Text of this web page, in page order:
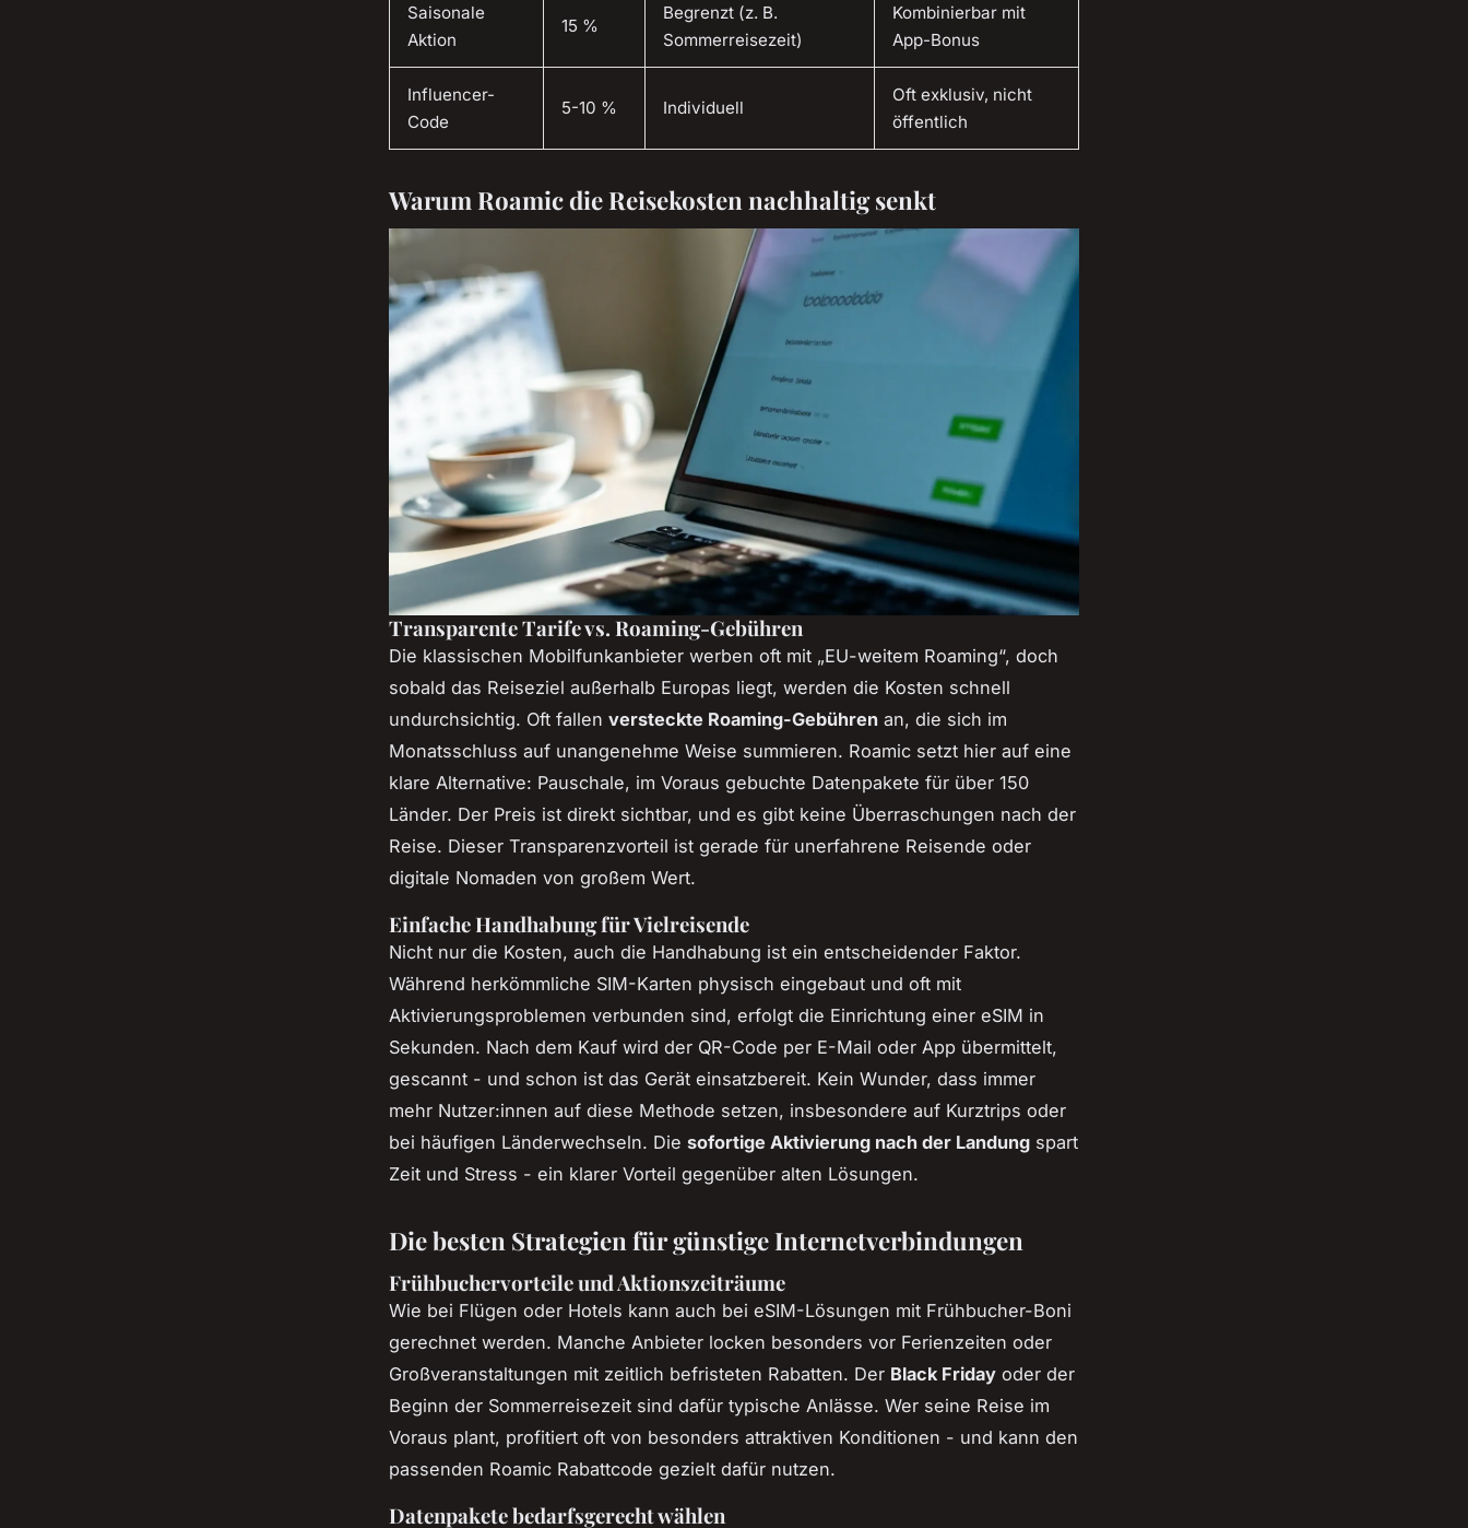
Saisonale
Aktion
15 %
Begrenzt (z. B.
Sommerreisezeit)
Kombinierbar mit
App-Bonus
Influencer-
Code
5-10 % Individuell
Oft exklusiv, nicht
öffentlich
Warum Roamic die Reisekosten nachhaltig senkt
Transparente Tarife vs. Roaming-Gebühren
Die klassischen Mobilfunkanbieter werben oft mit „EU-weitem Roaming“, doch
sobald das Reiseziel außerhalb Europas liegt, werden die Kosten schnell
undurchsichtig. Oft fallen versteckte Roaming-Gebühren an, die sich im
Monatsschluss auf unangenehme Weise summieren. Roamic setzt hier auf eine
klare Alternative: Pauschale, im Voraus gebuchte Datenpakete für über 150
Länder. Der Preis ist direkt sichtbar, und es gibt keine Überraschungen nach der
Reise. Dieser Transparenzvorteil ist gerade für unerfahrene Reisende oder
digitale Nomaden von großem Wert.
Einfache Handhabung für Vielreisende
Nicht nur die Kosten, auch die Handhabung ist ein entscheidender Faktor.
Während herkömmliche SIM-Karten physisch eingebaut und oft mit
Aktivierungsproblemen verbunden sind, erfolgt die Einrichtung einer eSIM in
Sekunden. Nach dem Kauf wird der QR-Code per E-Mail oder App übermittelt,
gescannt - und schon ist das Gerät einsatzbereit. Kein Wunder, dass immer
mehr Nutzer:innen auf diese Methode setzen, insbesondere auf Kurztrips oder
bei häufigen Länderwechseln. Die sofortige Aktivierung nach der Landung spart
Zeit und Stress - ein klarer Vorteil gegenüber alten Lösungen.
Die besten Strategien für günstige Internetverbindungen
Frühbuchervorteile und Aktionszeiträume
Wie bei Flügen oder Hotels kann auch bei eSIM-Lösungen mit Frühbucher-Boni
gerechnet werden. Manche Anbieter locken besonders vor Ferienzeiten oder
Großveranstaltungen mit zeitlich befristeten Rabatten. Der Black Friday oder der
Beginn der Sommerreisezeit sind dafür typische Anlässe. Wer seine Reise im
Voraus plant, profitiert oft von besonders attraktiven Konditionen - und kann den
passenden Roamic Rabattcode gezielt dafür nutzen.
Datenpakete bedarfsgerecht wählen